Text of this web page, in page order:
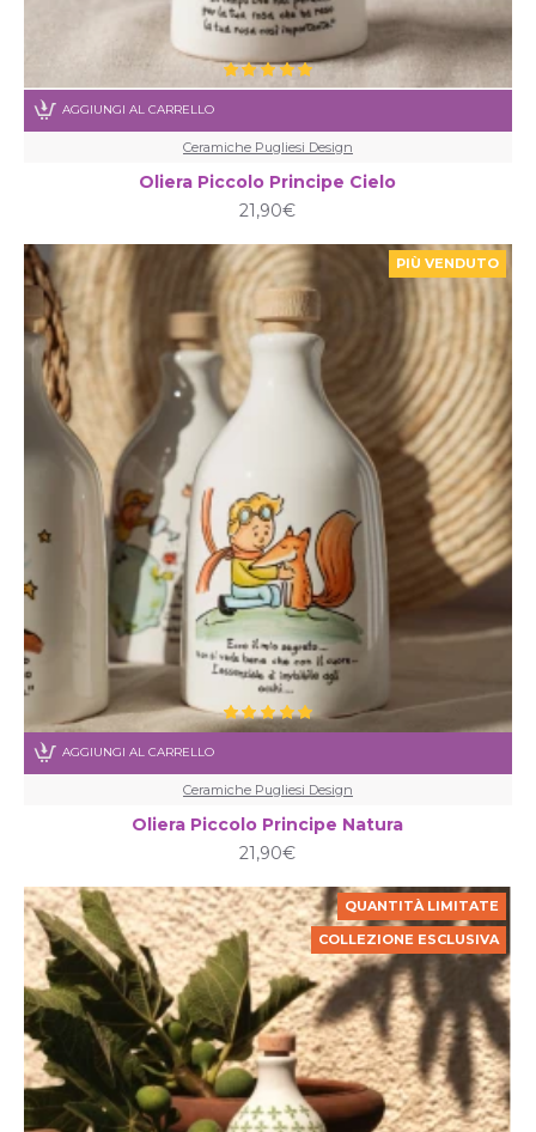
Ceramiche Pugliesi Design
Oliera Piccolo Principe Cielo
21,90€
AGGIUNGI AL CARRELLO
PIÙ VENDUTO
Ceramiche Pugliesi Design
Oliera Piccolo Principe Natura
21,90€
AGGIUNGI AL CARRELLO
QUANTITÀ LIMITATE
COLLEZIONE ESCLUSIVA